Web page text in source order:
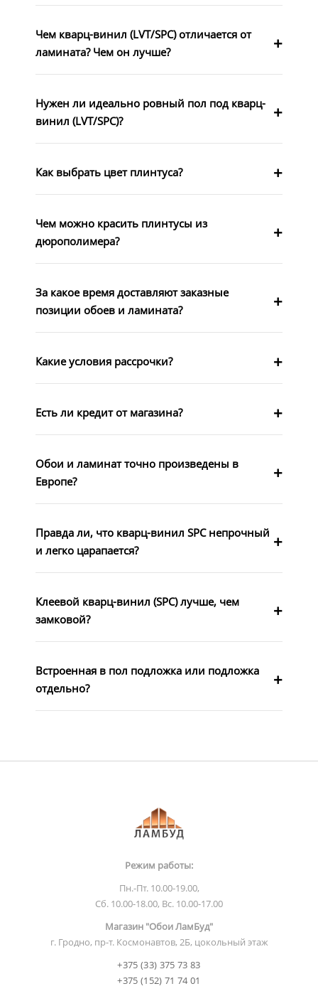
Чем кварц-винил (LVT/SPC) отличается от
ламината? Чем он лучше?
Нужен ли идеально ровный пол под кварц-
винил (LVT/SPC)?
Как выбрать цвет плинтуса?
Чем можно красить плинтусы из
дюрополимера?
За какое время доставляют заказные
позиции обоев и ламината?
Какие условия рассрочки?
Есть ли кредит от магазина?
Обои и ламинат точно произведены в
Европе?
Правда ли, что кварц-винил SPC непрочный
и легко царапается?
Клеевой кварц-винил (SPC) лучше, чем
замковой?
Встроенная в пол подложка или подложка
отдельно?
Режим работы:
Пн.-Пт. 10.00-19.00,
Сб. 10.00-18.00, Вс. 10.00-17.00
Магазин "Обои ЛамБуд"
г. Гродно, пр-т. Космонавтов, 2Б, цокольный этаж
+375 (33) 375 73 83
+375 (152) 71 74 01